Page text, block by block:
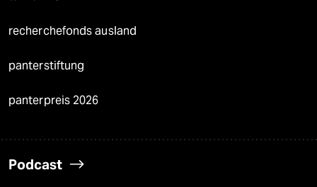
recherchefonds ausland
panterstiftung
panterpreis 2026
Podcast